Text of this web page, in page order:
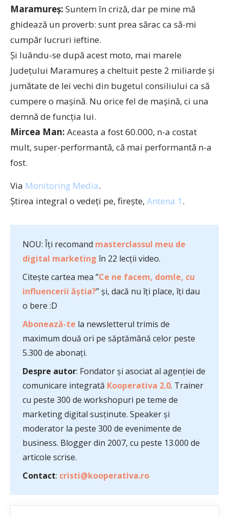
Maramureş: Suntem în criză, dar pe mine mă
ghidează un proverb: sunt prea sărac ca să-mi
cumpăr lucruri ieftine.
Şi luându-se după acest moto, mai marele
Judeţului Maramureş a cheltuit peste 2 miliarde şi
jumătate de lei vechi din bugetul consiliului ca să
cumpere o maşină. Nu orice fel de maşină, ci una
demnă de funcţia lui.
Mircea Man: Aceasta a fost 60.000, n-a costat
mult, super-performantă, că mai performantă n-a
fost.
Via Monitoring Media.
Ştirea integral o vedeţi pe, fireşte, Antena 1 .
NOU: Îți recomand masterclassul meu de
digital marketing în 22 lecții video.
Citește cartea mea ”Ce ne facem, domle, cu
influencerii ăștia?” și, dacă nu îți place, îți dau
o bere :D
Abonează-te la newsletterul trimis de
maximum două ori pe săptămână celor peste
5.300 de abonați.
Despre autor: Fondator și asociat al agenției de
comunicare integrată Kooperativa 2.0. Trainer
cu peste 300 de workshopuri pe teme de
marketing digital susținute. Speaker și
moderator la peste 300 de evenimente de
business. Blogger din 2007, cu peste 13.000 de
articole scrise.
Contact: cristi@kooperativa.ro